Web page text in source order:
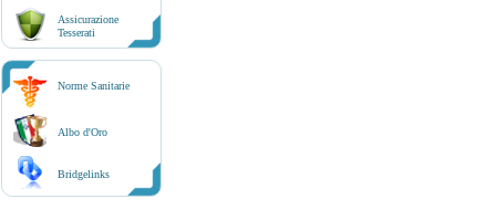
Assicurazione
Tesserati
Norme Sanitarie
Albo d'Oro
Bridgelinks